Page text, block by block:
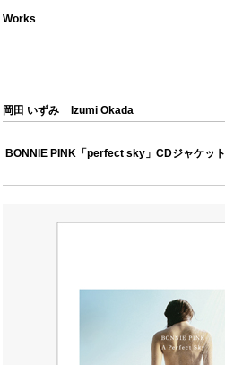
Works
岡田 いずみ Izumi Okada
BONNIE PINK「perfect sky」CDジャケット